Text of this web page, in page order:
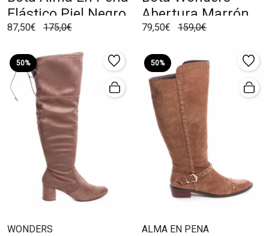
Elástico Piel Negro
87,50€ 175,0€
Abertura Marrón
79,50€ 159,0€
50%
WONDERS
50%
ALMA EN PENA